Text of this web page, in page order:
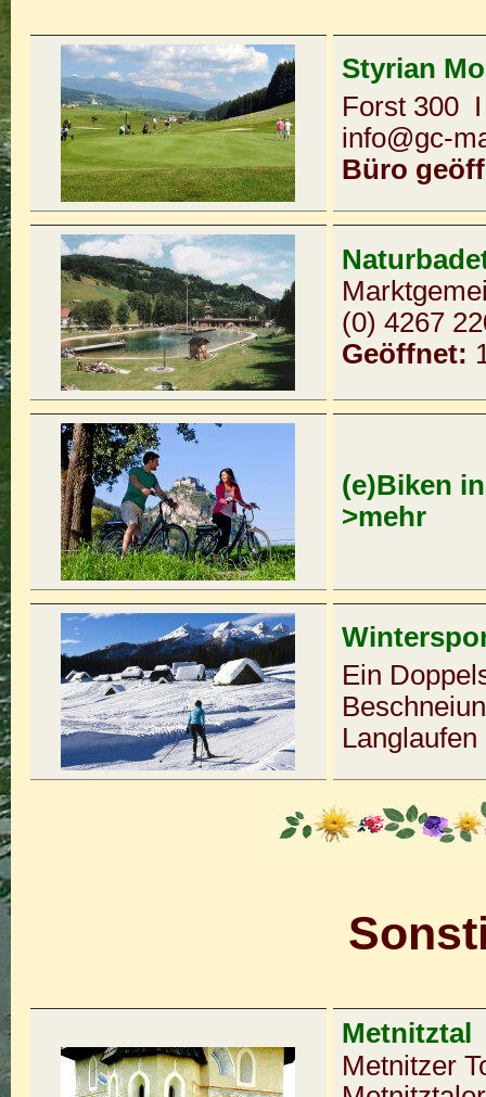
Styrian
Forst 300
info@gc-
Büro
(0) 4267
Geöffnet:
(e)Biken
>mehr
Ein
Metnitztal
Metnitzer